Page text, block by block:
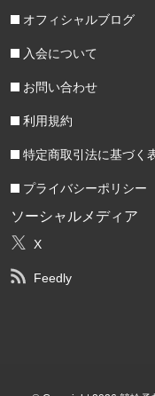
オフィシャルブログ
入会について
お問い合わせ
利用規約
特定商取引法に基づく
プライバシーポリシー
ソーシャルメディア
X
Feedly